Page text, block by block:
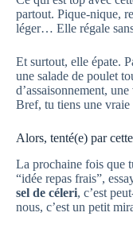
partout. Pique-nique,
léger… Elle régale
Et surtout, elle épate.
une salade de poulet
d’assaisonnement,
Bref, tu tiens une vraie
Alors, tenté(e) par
La prochaine fois que
“idée repas frais”,
sel de céleri, c’est
nous, c’est un petit